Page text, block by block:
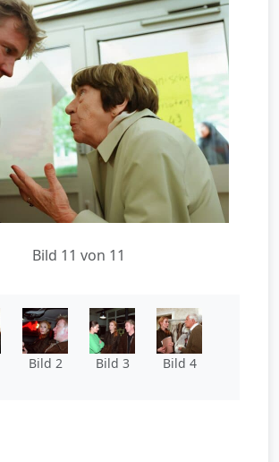
Bild 11 von 11
Bild 2 Bild 3 Bild 4